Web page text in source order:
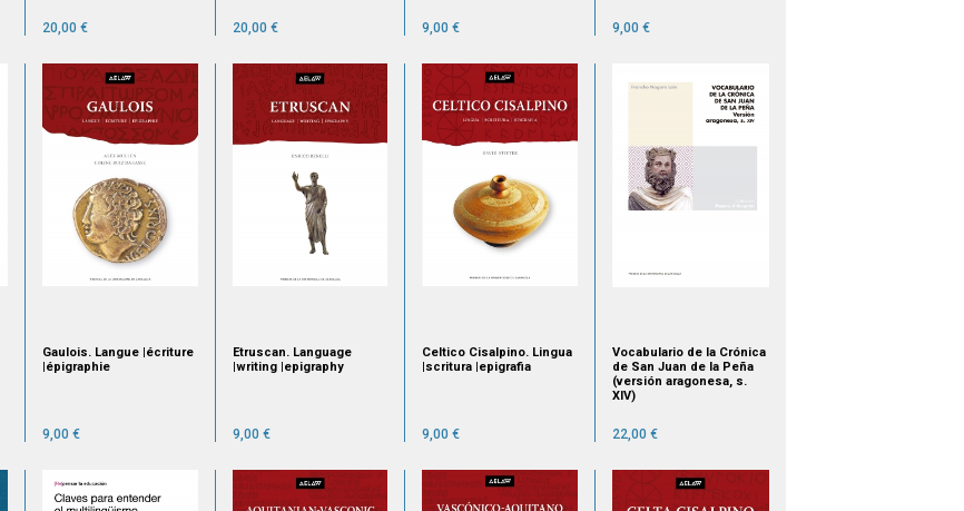
20,00 € 20,00 € 9,00 € 9,00 €
Gaulois. Langue |écriture
|épigraphie
9,00 €
Etruscan. Language
|writing |epigraphy
9,00 €
Celtico Cisalpino. Lingua
|scritura |epigrafia
9,00 €
Vocabulario de la Crónica
de San Juan de la Peña
(versión aragonesa, s.
XIV)
22,00 €